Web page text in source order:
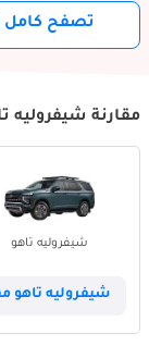
تصفح كامل
مقارنة شيفروليه
شيفروليه تاهو
شيفروليه تاهو